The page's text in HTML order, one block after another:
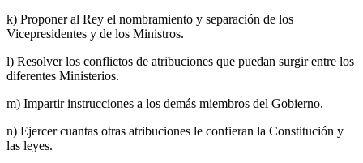
k) Proponer al Rey el nombramiento y separación de los
Vicepresidentes y de los Ministros.
l) Resolver los conflictos de atribuciones que puedan surgir entre los
diferentes Ministerios.
m) Impartir instrucciones a los demás miembros del Gobierno.
n) Ejercer cuantas otras atribuciones le confieran la Constitución y
las leyes.